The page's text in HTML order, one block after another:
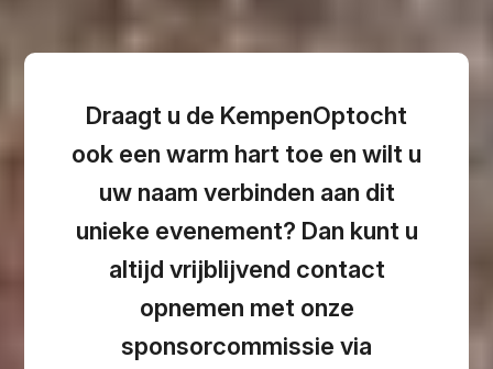
Draagt u de KempenOptocht
ook een warm hart toe en wilt u
uw naam verbinden aan dit
unieke evenement? Dan kunt u
altijd vrijblijvend contact
opnemen met onze
sponsorcommissie via